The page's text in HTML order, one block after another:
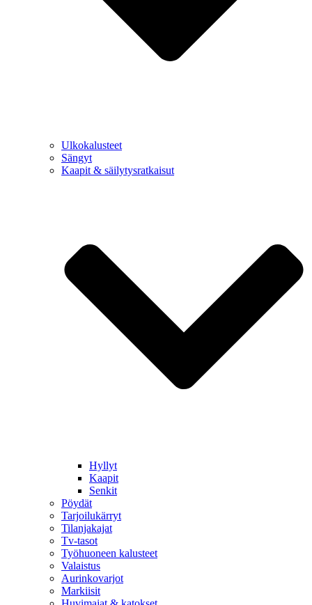
Ulkokalusteet
Sängyt
Kaapit & säilytysratkaisut
Hyllyt
Kaapit
Senkit
Pöydät
Tarjoilukärryt
Tilanjakajat
Tv-tasot
Työhuoneen kalusteet
Valaistus
Aurinkovarjot
Markiisit